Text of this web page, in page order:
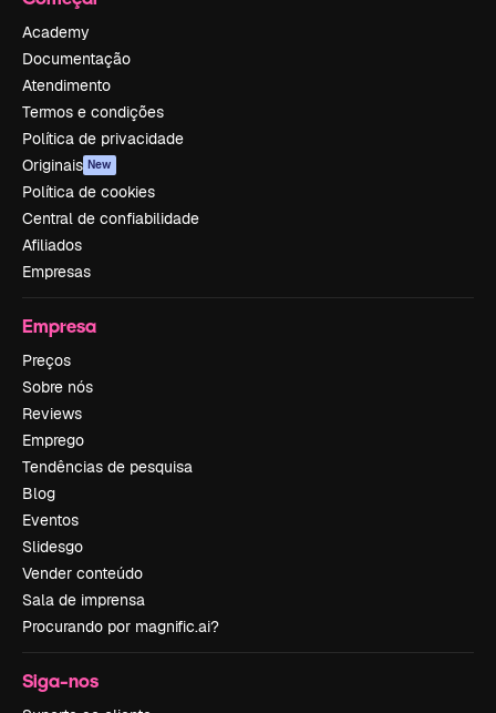
Academy
Documentação
Atendimento
Termos e condições
Política de privacidade
Originais New
Política de cookies
Central de confiabilidade
Afiliados
Empresas
Empresa
Preços
Sobre nós
Reviews
Emprego
Tendências de pesquisa
Blog
Eventos
Slidesgo
Vender conteúdo
Sala de imprensa
Procurando por magnific.ai?
Siga-nos